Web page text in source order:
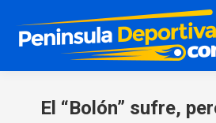
El “Bolón” sufre,